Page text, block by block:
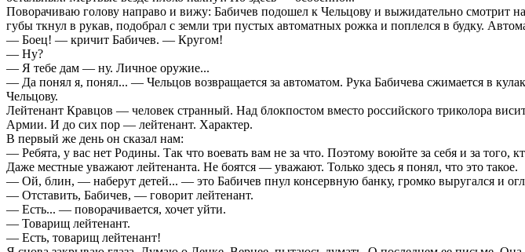
Поворачиваю голову направо и вижу: Бабичев подошел к Чельцову и выжидательно смотрит
губы ткнул в рукав, подобрал с земли три пустых автоматных рожка и поплелся в будку.
— Боец! — кричит Бабичев. — Кругом!
— Ну?
— Я тебе дам — ну. Личное оружие...
— Да понял я, понял... — Чельцов возвращается за автоматом. Рука Бабичева сжимается в
Чельцову.
Лейтенант Кравцов — человек странный. Над блокпостом вместо российского триколора
Армии. И до сих пор — лейтенант. Характер.
В первый же день он сказал нам:
— Ребята, у вас нет Родины. Так что воевать вам не за что. Поэтому воюйте за себя и за того,
Даже местные уважают лейтенанта. Не боятся — уважают. Только здесь я понял, что это такое.
— Ой, блин, — наберут детей... — это Бабичев пнул консервную банку, громко выругался и
— Отставить, Бабичев, — говорит лейтенант.
— Есть... — поворачивается, хочет уйти.
— Товарищ лейтенант.
— Есть, товарищ лейтенант!